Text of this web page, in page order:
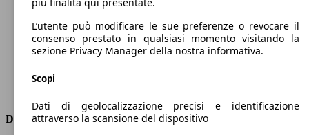
Cilindrata
1499 ccm
Carburante
Diesel
Trasmissione
Dimensioni
L’utente può modificare le sue preferenze o revocare il
consenso prestato in qualsiasi momento visitando la
sezione Privacy Manager della nostra informativa.
Scopi
Dati di geolocalizzazione precisi e identificazione
attraverso la scansione del dispositivo